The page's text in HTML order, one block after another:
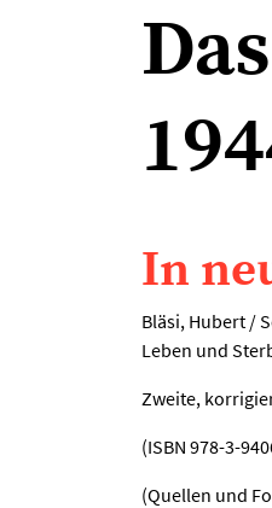
In
Bläsi, Hubert /
Leben und
Zweite,
(ISBN 978-3-
(Quellen und